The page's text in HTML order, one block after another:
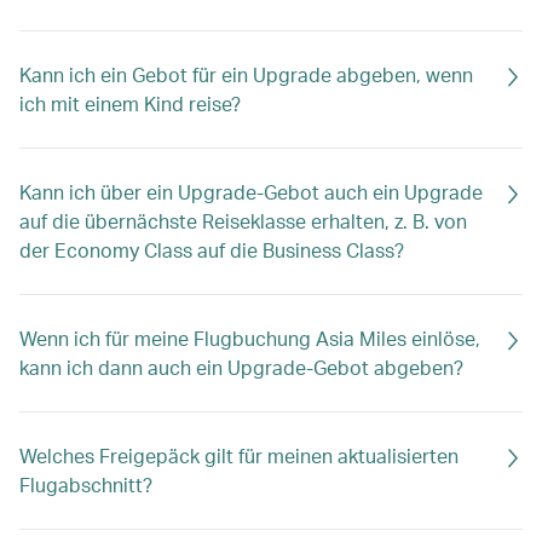
Kann ich ein Gebot für ein Upgrade abgeben, wenn
ich mit einem Kind reise?
Kann ich über ein Upgrade-Gebot auch ein Upgrade
auf die übernächste Reiseklasse erhalten, z. B. von
der Economy Class auf die Business Class?
Wenn ich für meine Flugbuchung Asia Miles einlöse,
kann ich dann auch ein Upgrade-Gebot abgeben?
Welches Freigepäck gilt für meinen aktualisierten
Flugabschnitt?